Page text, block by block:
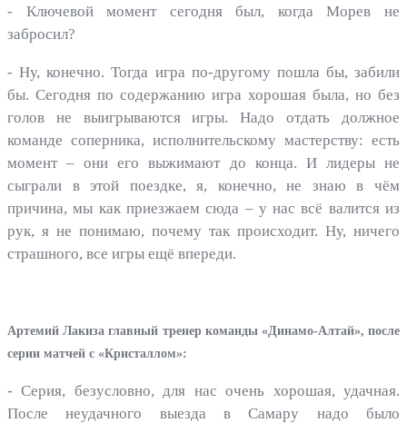
- Ключевой момент сегодня был, когда Морев не
забросил?
- Ну, конечно. Тогда игра по-другому пошла бы, забили
бы. Сегодня по содержанию игра хорошая была, но без
голов не выигрываются игры. Надо отдать должное
команде соперника, исполнительскому мастерству: есть
момент – они его выжимают до конца. И лидеры не
сыграли в этой поездке, я, конечно, не знаю в чём
причина, мы как приезжаем сюда – у нас всё валится из
рук, я не понимаю, почему так происходит. Ну, ничего
страшного, все игры ещё впереди.
Артемий Лакиза главный тренер команды «Динамо-Алтай», после
серии матчей с «Кристаллом»:
- Серия, безусловно, для нас очень хорошая, удачная.
После неудачного выезда в Самару надо было